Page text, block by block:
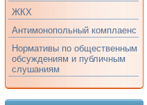
ЖКХ
Антимонопольный комплаенс
Нормативы по общественным
обсуждениям и публичным
слушаниям